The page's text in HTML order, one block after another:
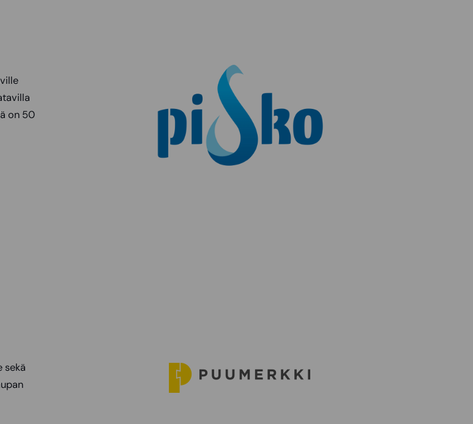
on 50
sekä